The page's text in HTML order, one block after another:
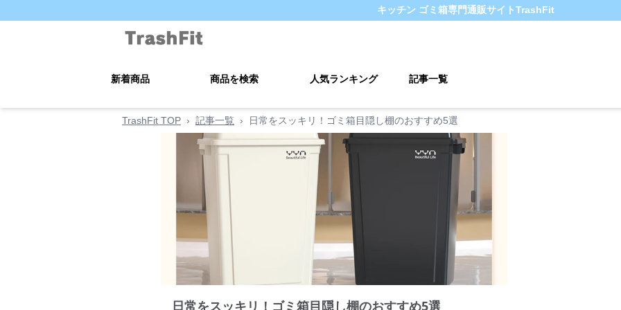
キッチン ゴミ箱専門通販サイトTrashFit
新着商品 商品を検索 人気ランキング 記事一覧
TrashFit TOP › 記事一覧 › 日常をスッキリ！ゴミ箱目隠し棚のおすすめ5選
日常をスッキリ！ゴミ箱目隠し棚のおすすめ5選